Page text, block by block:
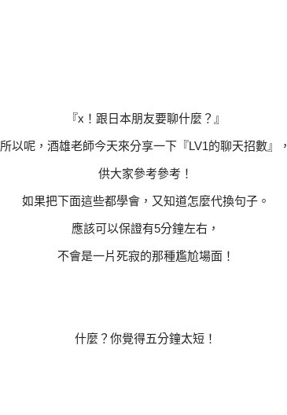
『x！跟日本朋友要聊什麼？』
所以呢，酒雄老師今天來分享一下『LV1的聊天招數』，
供大家參考參考！
如果把下面這些都學會，又知道怎麼代換句子。
應該可以保證有5分鐘左右，
不會是一片死寂的那種尷尬場面！
什麼？你覺得五分鐘太短！